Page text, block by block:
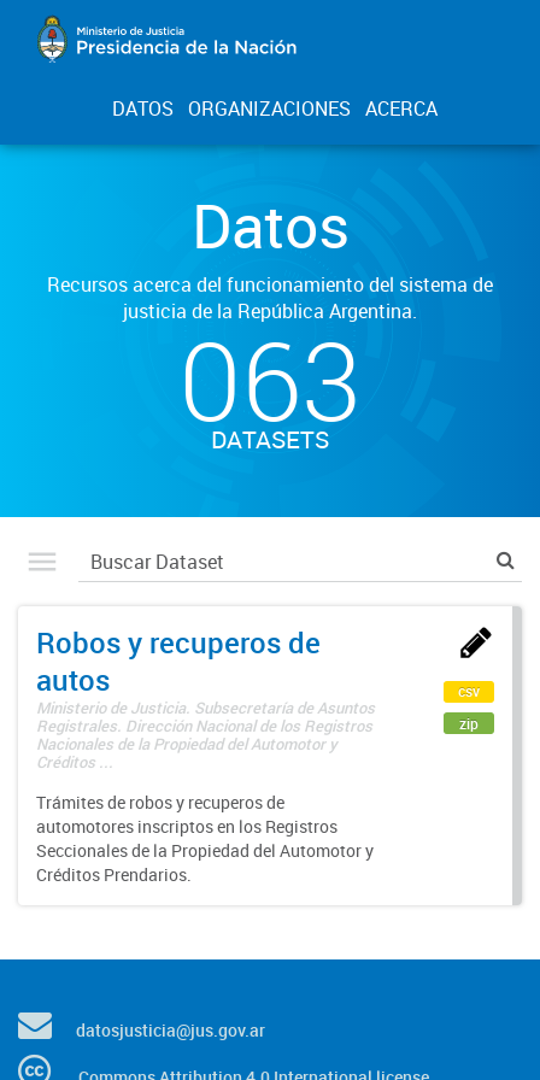
DATOS ORGANIZACIONES ACERCA
Datos
Recursos acerca del funcionamiento del sistema de
justicia de la República Argentina.
063
DATASETS
Robos y recuperos de
autos
Ministerio de Justicia. Subsecretaría de Asuntos
Registrales. Dirección Nacional de los Registros
Nacionales de la Propiedad del Automotor y
Créditos ...
Trámites de robos y recuperos de
automotores inscriptos en los Registros
Seccionales de la Propiedad del Automotor y
Créditos Prendarios.
csv
zip
datosjusticia@jus.gov.ar